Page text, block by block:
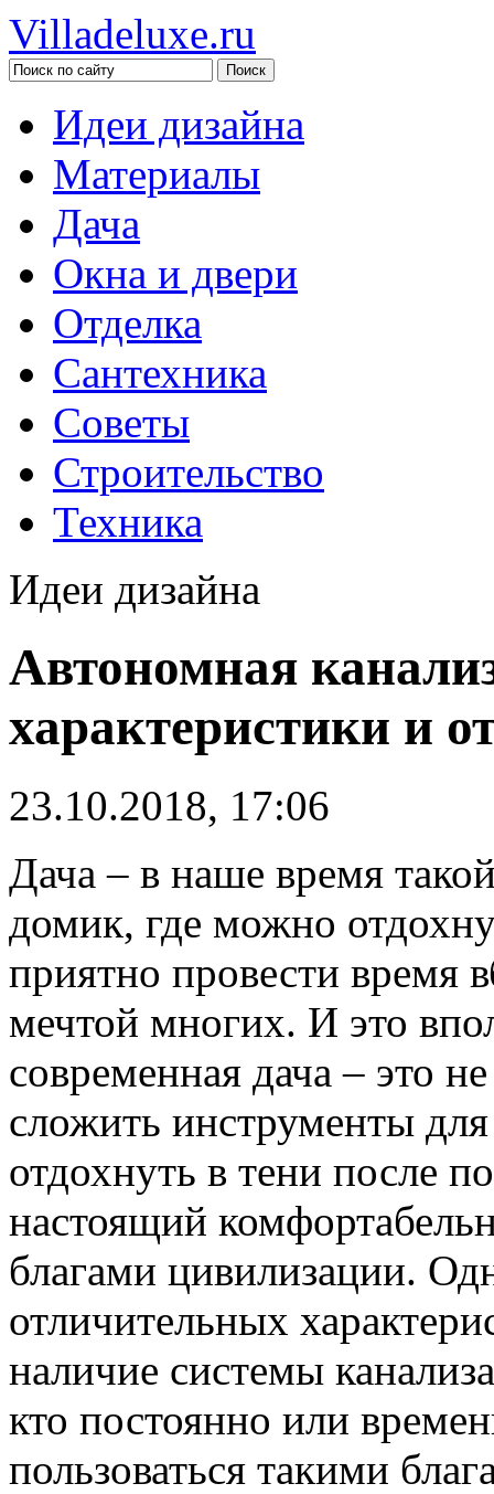
Villadeluxe.ru
Идеи дизайна
Материалы
Дача
Окна и двери
Отделка
Сантехника
Советы
Строительство
Техника
Идеи дизайна
Автономная
характеристики и
23.10.2018, 17:06
Дача – в наше время
домик, где можно
приятно провести время
мечтой многих. И это
современная дача – это
сложить инструменты
отдохнуть в тени после
настоящий
благами цивилизации.
отличительных
наличие системы
кто постоянно или
пользоваться такими